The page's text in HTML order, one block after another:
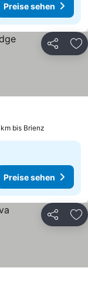
Preise sehen
Teilen
bis Brienz
Preise sehen
Teilen